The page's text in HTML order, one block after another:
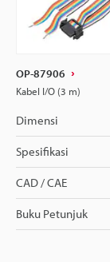
OP-87906
Kabel I/O (3 m)
Dimensi
Spesifikasi
CAD / CAE
Buku Petunjuk